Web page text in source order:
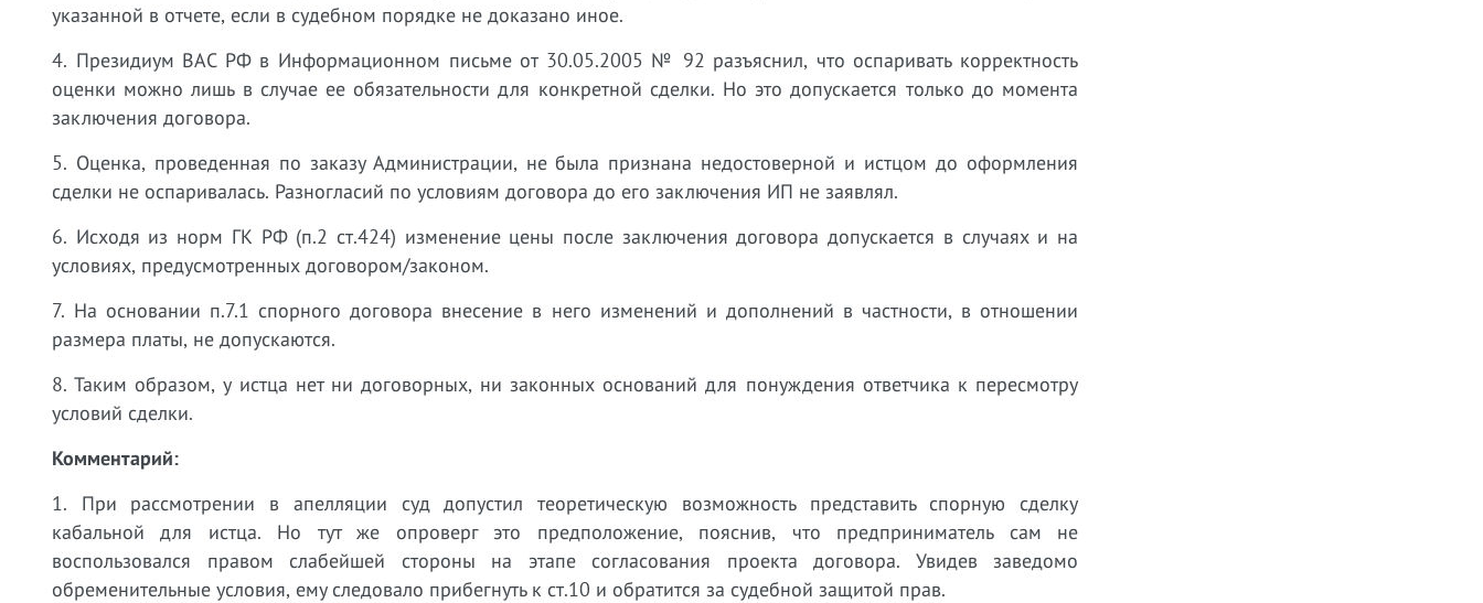
указанной в отчете, если в судебном порядке не доказано иное.
4. Президиум ВАС РФ в Информационном письме от 30.05.2005 № 92 разъяснил, что оспаривать корректность
оценки можно лишь в случае ее обязательности для конкретной сделки. Но это допускается только до момента
заключения договора.
5. Оценка, проведенная по заказу Администрации, не была признана недостоверной и истцом до оформления
сделки не оспаривалась. Разногласий по условиям договора до его заключения ИП не заявлял.
6. Исходя из норм ГК РФ (п.2 ст.424) изменение цены после заключения договора допускается в случаях и на
условиях, предусмотренных договором/законом.
7. На основании п.7.1 спорного договора внесение в него изменений и дополнений в частности, в отношении
размера платы, не допускаются.
8. Таким образом, у истца нет ни договорных, ни законных оснований для понуждения ответчика к пересмотру
условий сделки.
Комментарий:
1. При рассмотрении в апелляции суд допустил теоретическую возможность представить спорную сделку
кабальной для истца. Но тут же опроверг это предположение, пояснив, что предприниматель сам не
воспользовался правом слабейшей стороны на этапе согласования проекта договора. Увидев заведомо
обременительные условия, ему следовало прибегнуть к ст.10 и обратится за судебной защитой прав.